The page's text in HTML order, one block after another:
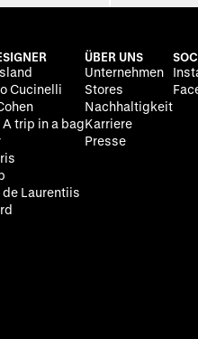
Cucinelli
trip in a bag
Laurentiis
ÜBER UNS
Unternehmen
Stores
Nachhaltigkeit
Karriere
Presse